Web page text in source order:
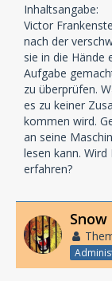
Inhaltsangabe:
Victor
nach der
sie in die Hände
Aufgabe
zu überprüfen.
es zu keiner
kommen wird.
an seine
lesen kann.
erfahren?
Snow